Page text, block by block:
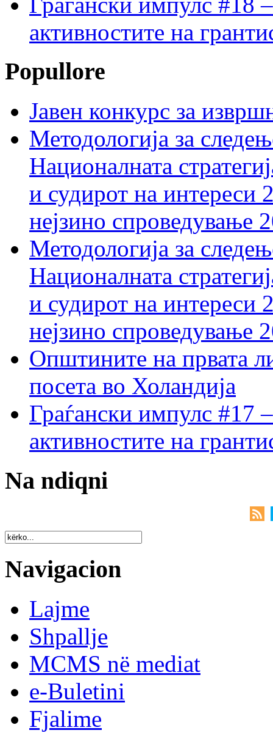
активностите на
Popullore
Јавен конкурс за
Методологија за
Националната
и судирот на интереси
нејзино спроведување
Методологија за
Националната
и судирот на интереси
нејзино спроведување
Општините на првата
посета во Холандија
Граѓански импулс #17
активностите на
Na ndiqni
Navigacion
Lajme
Shpallje
MCMS në mediat
e-Buletini
Fjalime